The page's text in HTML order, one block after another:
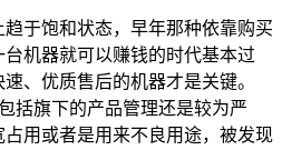
于饱和状态，早年那种依靠购买
机器就可以赚钱的时代基本过
、优质售后的机器才是关键。
括旗下的产品管理还是较为严
用或者是用来不良用途，被发现